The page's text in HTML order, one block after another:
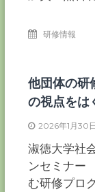
研修情報
他団体の研
の視点をは
2026年1月30日
淑徳大学社
ンセミナー
む研修プロ